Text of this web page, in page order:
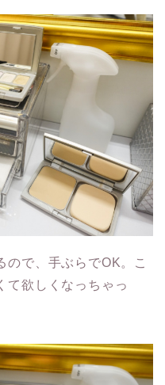
ので、手ぶらでOK。こ
て欲しくなっちゃっ